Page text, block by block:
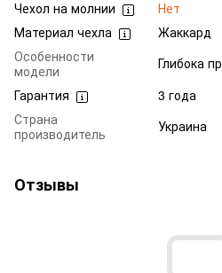
Чехол на молнии
Нет
Материал чехла
Жаккард
Особенности
модели
Глибока
Гарантия
3 года
Страна
производитель
Украина
Отзывы